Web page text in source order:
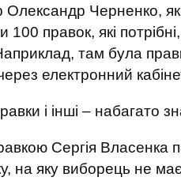
Олександр Черненко,
100 правок, які
там була
електронний
і інші – набагато
Сергія
на яку виборець не